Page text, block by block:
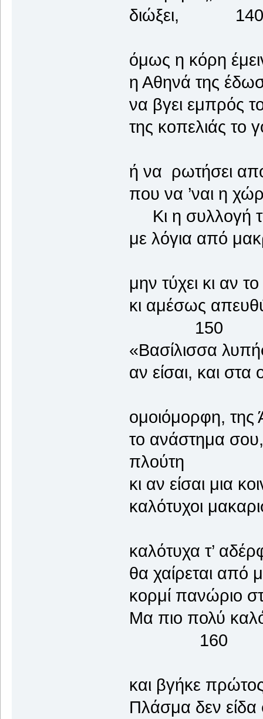
διώξει, 140
όμως η κόρη
η Αθηνά της
να βγει εμπρός
της κοπελιάς το
ή να ρωτήσει
που να ’ναι η
Κι η συλλογή
με λόγια από
μην τύχει κι αν
κι αμέσως
150
«Βασίλισσα
αν είσαι, και στα
ομοιόμορφη, της
το ανάστημα
πλούτη
κι αν είσαι μια
καλότυχοι
καλότυχα τ’
θα χαίρεται από
κορμί πανώριο
Μα πιο πολύ
160
και βγήκε πρώτος
Πλάσμα δεν είδα